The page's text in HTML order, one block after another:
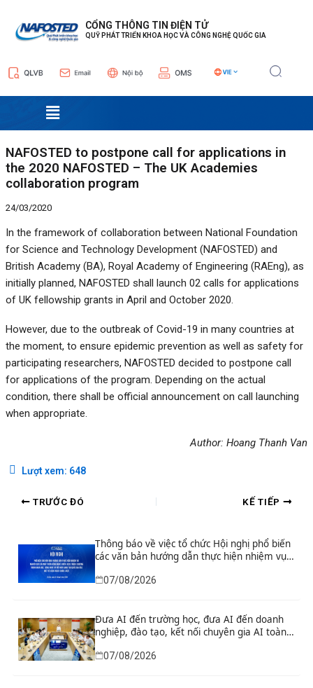
CỔNG THÔNG TIN ĐIỆN TỬ
QUỸ PHÁT TRIỂN KHOA HỌC VÀ CÔNG NGHỆ QUỐC GIA
Menu
NAFOSTED to postpone call for applications in
the 2020 NAFOSTED – The UK Academies
collaboration program
24/03/2020
In the framework of collaboration between National Foundation
for Science and Technology Development (NAFOSTED) and
British Academy (BA), Royal Academy of Engineering (RAEng), as
initially planned, NAFOSTED shall launch 02 calls for applications
of UK fellowship grants in April and October 2020.
However, due to the outbreak of Covid-19 in many countries at
the moment, to ensure epidemic prevention as well as safety for
participating researchers, NAFOSTED decided to postpone call
for applications of the program. Depending on the actual
condition, there shall be official announcement on call launching
when appropriate.
Author: Hoang Thanh Van
Lượt xem: 648
hướng
bài
TRƯỚC ĐÓ KẾ TIẾP
Thông báo về việc tổ chức Hội nghị phổ biến
các văn bản hướng dẫn thực hiện nhiệm vụ
nghiên cứu và phát triển công nghệ chiến
lược thuộc Chương trình khoa học, công
07/08/2026
Đưa AI đến trường học, đưa AI đến doanh
nghiệp, đào tạo, kết nối chuyên gia AI toàn
cầu
07/08/2026